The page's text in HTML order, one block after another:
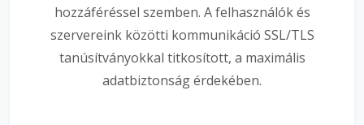
hozzáféréssel szemben. A felhasználók és
szervereink közötti kommunikáció SSL/TLS
tanúsítványokkal titkosított, a maximális
adatbiztonság érdekében.